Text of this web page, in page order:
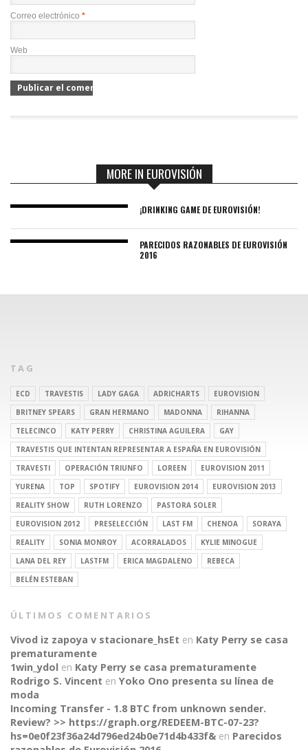
Correo electrónico *
Web
MORE IN EUROVISIÓN
¡DRINKING GAME DE EUROVISIÓN!
PARECIDOS RAZONABLES DE EUROVISIÓN
2016
TAG
ECD TRAVESTIS LADY GAGA ADRICHARTS
EUROVISION
BRITNEY SPEARS
GRAN HERMANO MADONNA
RIHANNA
TELECINCO
KATY PERRY CHRISTINA AGUILERA
GAY
TRAVESTIS QUE INTENTAN REPRESENTAR A ESPAÑA EN EUROVISIÓN
TRAVESTI
OPERACIÓN TRIUNFO LOREEN
EUROVISION 2011
YURENA
TOP SPOTIFY EUROVISION 2014
EUROVISION 2013
REALITY SHOW
RUTH LORENZO
PASTORA SOLER
EUROVISION 2012
PRESELECCIÓN LAST FM CHENOA
SORAYA
REALITY
SONIA MONROY ACORRALADOS
KYLIE MINOGUE
LANA DEL REY
LASTFM ERICA MAGDALENO
REBECA
BELÉN ESTEBAN
ÚLTIMOS COMENTARIOS
Vivod iz zapoya v stacionare_hsEt en Katy Perry se casa
prematuramente
1win_ydol en Katy Perry se casa prematuramente
Rodrigo S. Vincent en Yoko Ono presenta su línea de
moda
Incoming Transfer - 1.8 BTC from unknown sender.
Review? >> https://graph.org/REDEEM-BTC-07-23?
hs=0e0f23f36a24d796ed24b0e71d4b433f& en Parecidos